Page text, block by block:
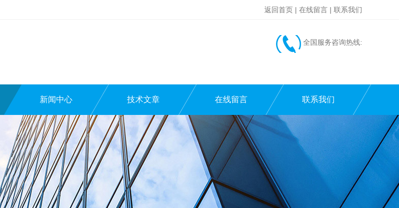
返回首页 | 在线留言 | 联系我们
全国服务咨询热线:
新闻中心 技术文章 在线留言 联系我们